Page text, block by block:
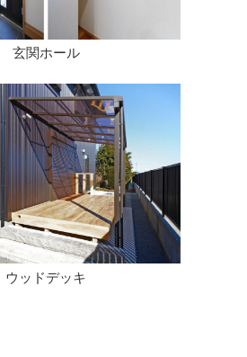
玄関ホール
ウッドデッキ